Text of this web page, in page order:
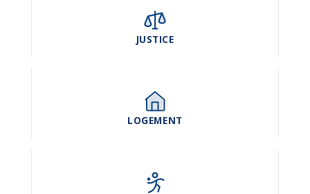
JUSTICE
LOGEMENT